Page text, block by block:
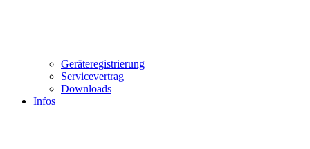
Geräteregistrierung
Servicevertrag
Downloads
Infos